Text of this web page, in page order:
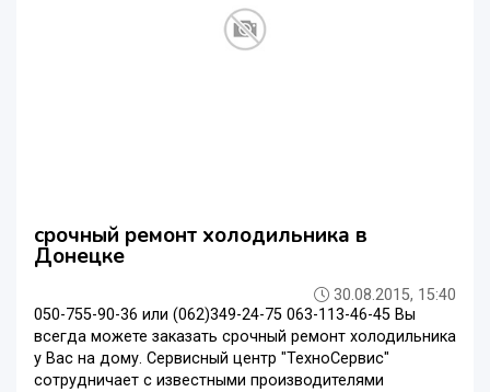
срочный ремонт холодильника в
Донецке
30.08.2015, 15:40
050-755-90-36 или (062)349-24-75 063-113-46-45 Вы
всегда можете заказать срочный ремонт холодильника
у Вас на дому. Сервисный центр "ТехноСервис"
сотрудничает с известными производителями